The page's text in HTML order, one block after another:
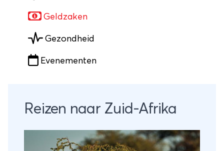
Geldzaken
Gezondheid
Evenementen
Reizen naar Zuid-Afrika